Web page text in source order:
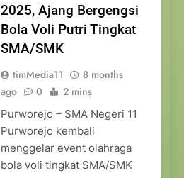
2025, Ajang Bergengsi
Bola Voli Putri Tingkat
SMA/SMK
timMedia11
8 months
ago
0 2 mins
Purworejo – SMA Negeri 11
Purworejo kembali
menggelar event olahraga
bola voli tingkat SMA/SMK